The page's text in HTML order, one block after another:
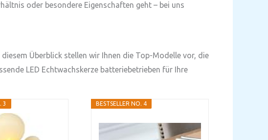
oder besondere Eigenschaften geht – bei uns
Überblick stellen wir Ihnen die Top-Modelle vor, die
LED Echtwachskerze batteriebetrieben für Ihre
3 BESTSELLER NO. 4